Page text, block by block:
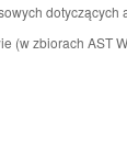
(w zbiorach AST